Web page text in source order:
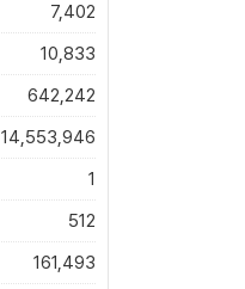
7,402
10,833
642,242
14,553,946
1
512
161,493